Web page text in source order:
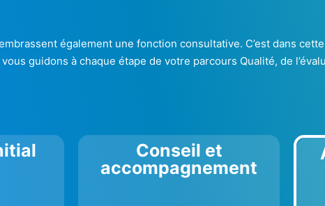
également une fonction consultative. C’est dans
guidons à chaque étape de votre parcours Qualité, de
Conseil et
accompagnement